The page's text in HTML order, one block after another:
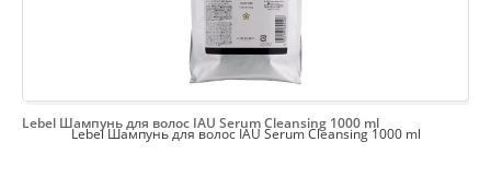
Lebel Шампунь для волос IAU Serum Cleansing 1000 ml
Lebel Шампунь для волос IAU Serum Cleansing 1000 ml